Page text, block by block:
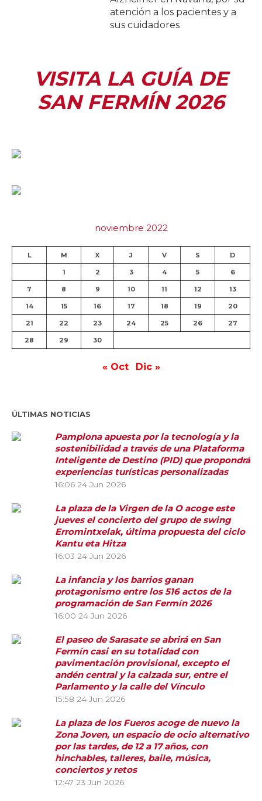
atención a los pacientes y a
sus cuidadores
VISITA LA GUÍA DE
SAN FERMÍN 2026
noviembre 2022
L M X J V S D
1 2 3 4 5 6
7 8 9 10 11 12 13
14 15 16 17 18 19 20
21 22 23 24 25 26 27
28 29 30
« Oct Dic »
ÚLTIMAS NOTICIAS
Pamplona apuesta por la tecnología y la
sostenibilidad a través de una Plataforma
Inteligente de Destino (PID) que propondrá
experiencias turísticas personalizadas
16:06 24 Jun 2026
La plaza de la Virgen de la O acoge este
jueves el concierto del grupo de swing
Erromintxelak, última propuesta del ciclo
Kantu eta Hitza
16:03 24 Jun 2026
La infancia y los barrios ganan
protagonismo entre los 516 actos de la
programación de San Fermín 2026
16:00 24 Jun 2026
El paseo de Sarasate se abrirá en San
Fermín casi en su totalidad con
pavimentación provisional, excepto el
andén central y la calzada sur, entre el
Parlamento y la calle del Vínculo
15:58 24 Jun 2026
La plaza de los Fueros acoge de nuevo la
Zona Joven, un espacio de ocio alternativo
por las tardes, de 12 a 17 años, con
hinchables, talleres, baile, música,
conciertos y retos
12:47 23 Jun 2026